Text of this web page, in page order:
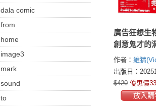
dala comic
from
home
image3
mark
sound
to
廣告狂想生
創意鬼才的
筆記
作者： 維猜
มาตกุล)
出版日：
$420 優惠價
放入購